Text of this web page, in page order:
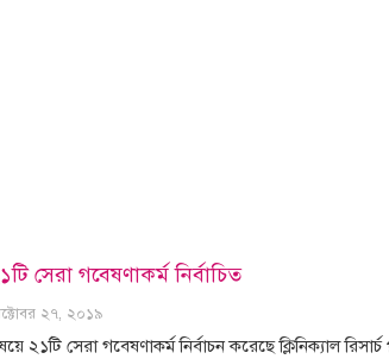
সেরা গবেষণাকর্ম নির্বাচিত
২৭, ২০১৯
২১টি সেরা গবেষণাকর্ম নির্বাচন করেছে ক্লিনিক্যাল